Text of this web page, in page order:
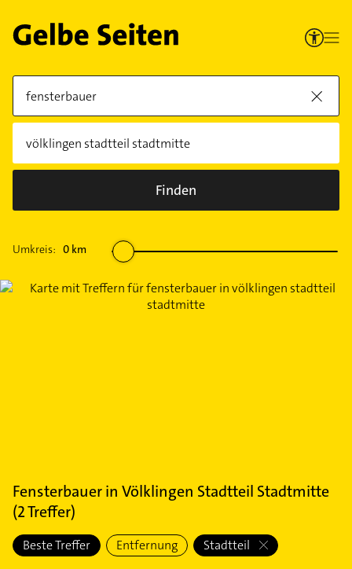
Finden
Umkreis: 0 km
Fensterbauerin Völklingen Stadtteil Stadtmitte
(2Treffer)
Beste Treffer Entfernung Stadtteil